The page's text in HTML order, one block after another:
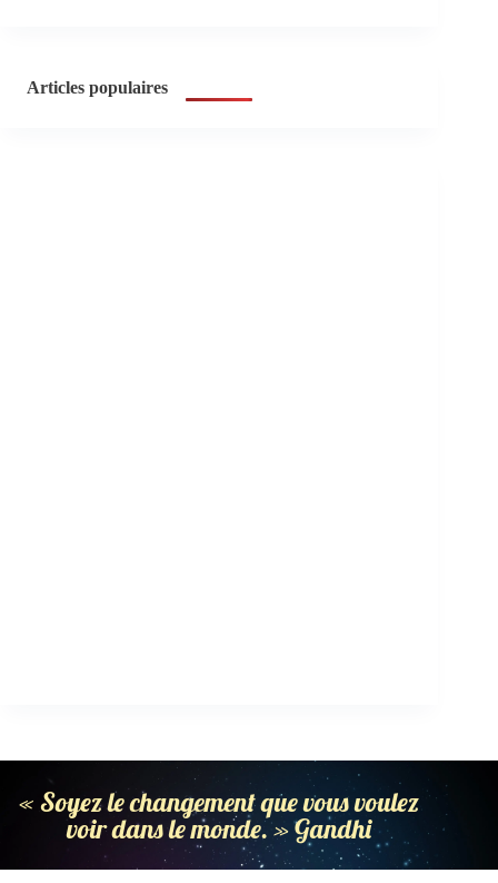
Articles populaires
« Soyez le changement que vous voulez
voir dans le monde. » Gandhi